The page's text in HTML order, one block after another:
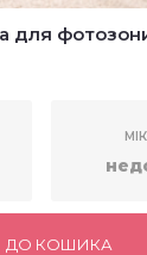
для
ДО КОШИКА